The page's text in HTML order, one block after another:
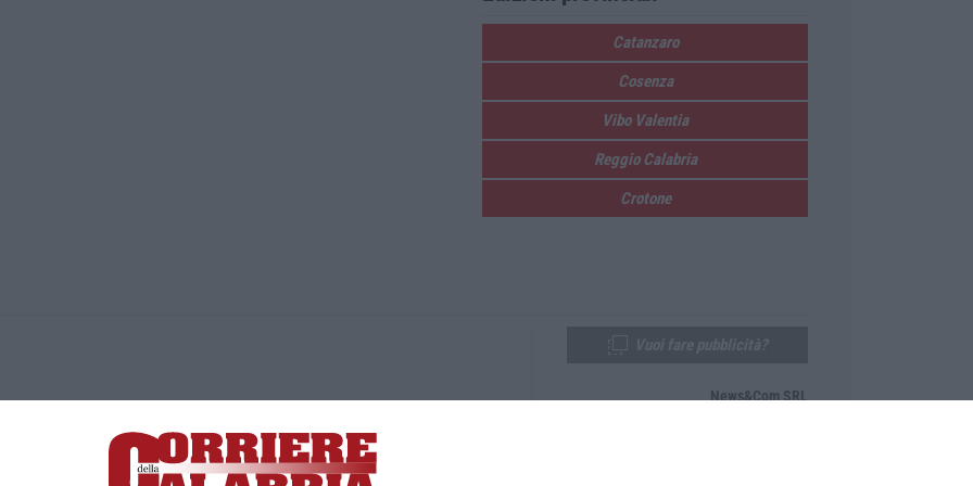
Catanzaro
Cosenza
Vibo Valentia
Reggio Calabria
Crotone
Lamezia Terme (CZ)
responsabile Paola Militano |Privacy
News&Com SRL